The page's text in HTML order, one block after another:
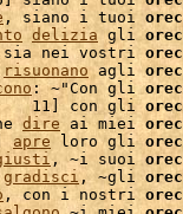
, siano i tuoi
delizia gli
sia nei vostri
risuonano agli
: ~"Con gli
con gli
dire ai miei
apre loro gli
, ~i suoi
gradisci , ~gli
, con i nostri